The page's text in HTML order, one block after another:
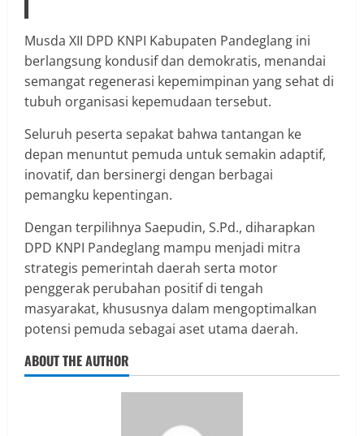
Musda XII DPD KNPI Kabupaten Pandeglang ini
berlangsung kondusif dan demokratis, menandai
semangat regenerasi kepemimpinan yang sehat di
tubuh organisasi kepemudaan tersebut.
Seluruh peserta sepakat bahwa tantangan ke
depan menuntut pemuda untuk semakin adaptif,
inovatif, dan bersinergi dengan berbagai
pemangku kepentingan.
Dengan terpilihnya Saepudin, S.Pd., diharapkan
DPD KNPI Pandeglang mampu menjadi mitra
strategis pemerintah daerah serta motor
penggerak perubahan positif di tengah
masyarakat, khususnya dalam mengoptimalkan
potensi pemuda sebagai aset utama daerah.
ABOUT THE AUTHOR